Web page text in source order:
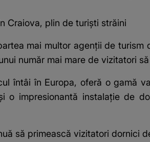
Craiova, plin de turiști străini
mai multor agenții de turism
număr mai mare de vizitatori
întâi în Europa, oferă o gamă
o impresionantă instalație de
să primească vizitatori dornici